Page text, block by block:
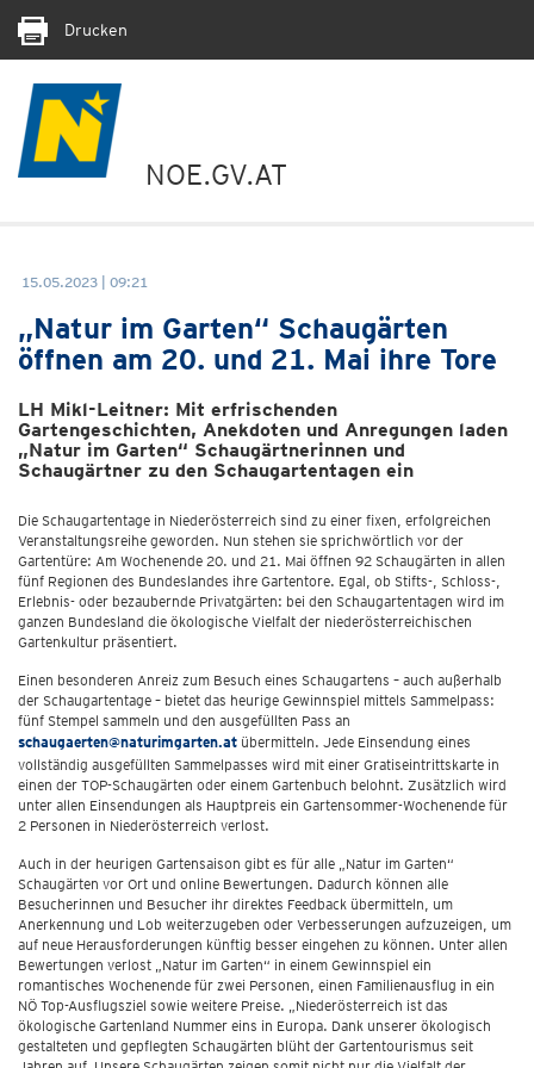
Drucken
NOE.GV.AT
15.05.2023 | 09:21
„Natur im Garten“ Schaugärten
öffnen am 20. und 21. Mai ihre Tore
LH Mikl-Leitner: Mit erfrischenden
Gartengeschichten, Anekdoten und Anregungen laden
„Natur im Garten“ Schaugärtnerinnen und
Schaugärtner zu den Schaugartentagen ein
Die Schaugartentage in Niederösterreich sind zu einer fixen, erfolgreichen
Veranstaltungsreihe geworden. Nun stehen sie sprichwörtlich vor der
Gartentüre: Am Wochenende 20. und 21. Mai öffnen 92 Schaugärten in allen
fünf Regionen des Bundeslandes ihre Gartentore. Egal, ob Stifts-, Schloss-,
Erlebnis- oder bezaubernde Privatgärten: bei den Schaugartentagen wird im
ganzen Bundesland die ökologische Vielfalt der niederösterreichischen
Gartenkultur präsentiert.
Einen besonderen Anreiz zum Besuch eines Schaugartens – auch außerhalb
der Schaugartentage – bietet das heurige Gewinnspiel mittels Sammelpass:
fünf Stempel sammeln und den ausgefüllten Pass an
schaugaerten@naturimgarten.at übermitteln. Jede Einsendung eines
vollständig ausgefüllten Sammelpasses wird mit einer Gratiseintrittskarte in
einen der TOP-Schaugärten oder einem Gartenbuch belohnt. Zusätzlich wird
unter allen Einsendungen als Hauptpreis ein Gartensommer-Wochenende für
2 Personen in Niederösterreich verlost.
Auch in der heurigen Gartensaison gibt es für alle „Natur im Garten“
Schaugärten vor Ort und online Bewertungen. Dadurch können alle
Besucherinnen und Besucher ihr direktes Feedback übermitteln, um
Anerkennung und Lob weiterzugeben oder Verbesserungen aufzuzeigen, um
auf neue Herausforderungen künftig besser eingehen zu können. Unter allen
Bewertungen verlost „Natur im Garten“ in einem Gewinnspiel ein
romantisches Wochenende für zwei Personen, einen Familienausflug in ein
NÖ Top-Ausflugsziel sowie weitere Preise. „Niederösterreich ist das
ökologische Gartenland Nummer eins in Europa. Dank unserer ökologisch
gestalteten und gepflegten Schaugärten blüht der Gartentourismus seit